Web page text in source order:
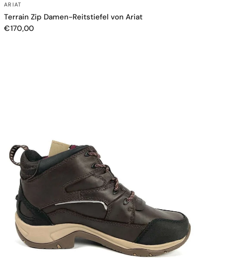
ARIAT
Terrain Zip Damen-Reitstiefel von Ariat
€170,00